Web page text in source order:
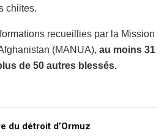
chiites.
recueillies par la Mission
(MANUA), au moins 31
de 50 autres blessés.
du détroit d’Ormuz